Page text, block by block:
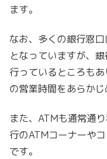
ます。
なお、多くの銀行窓
となっていますが、
行っているところも
の営業時間をあらかじ
また、ATMも通常通
行のATMコーナーや
です。